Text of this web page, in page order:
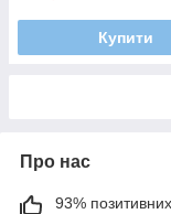
Купити
Про нас
93% позитивних